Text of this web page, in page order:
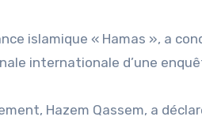
islamique « Hamas », a
internationale d’une
Hazem Qassem, a